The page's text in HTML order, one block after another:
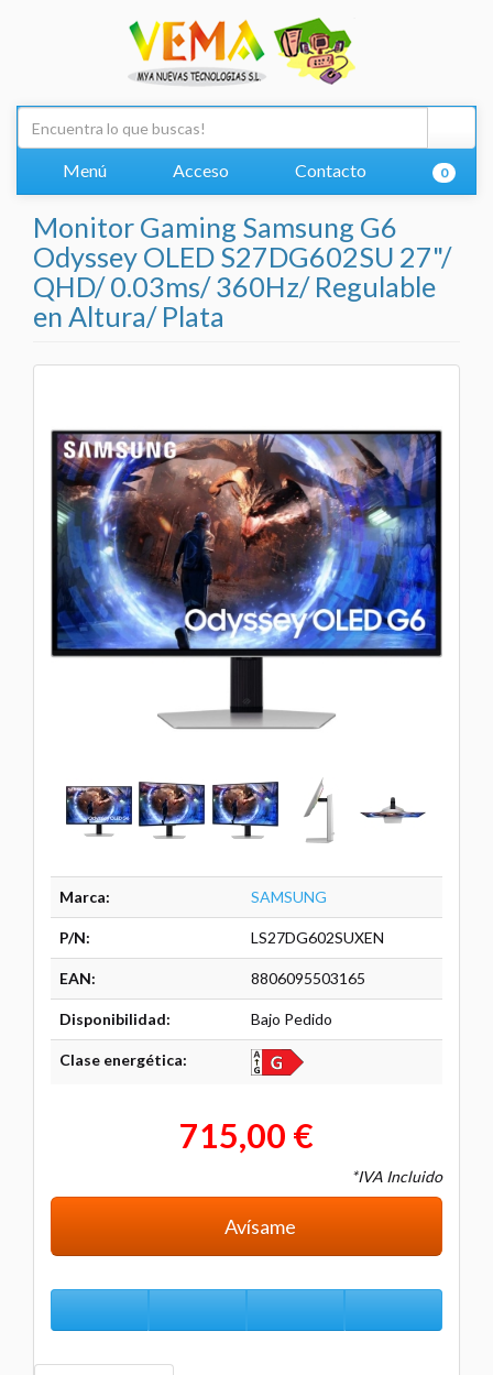
Menú Acceso Contacto 0
Monitor Gaming Samsung G6
Odyssey OLED S27DG602SU 27"/
QHD/ 0.03ms/ 360Hz/ Regulable
en Altura/ Plata
Marca: SAMSUNG
P/N: LS27DG602SUXEN
EAN: 8806095503165
Disponibilidad: Bajo Pedido
Clase energética:
715,00 €
*IVA Incluido
Avísame